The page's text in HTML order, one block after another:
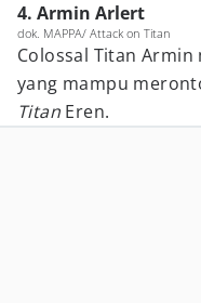
4. Armin Arlert
dok. MAPPA/ Attack on Titan
Colossal Titan
yang mampu
Titan Eren.